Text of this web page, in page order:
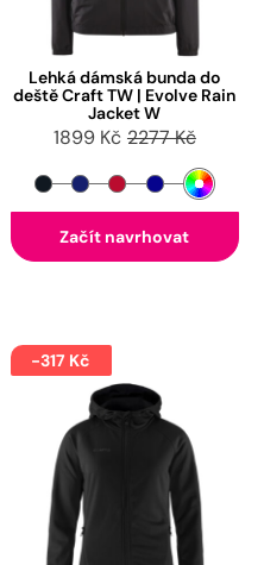
Lehká dámská bunda do
deště Craft TW | Evolve Rain
Jacket W
1899 Kč 2277 Kč
Začít navrhovat
-317 Kč